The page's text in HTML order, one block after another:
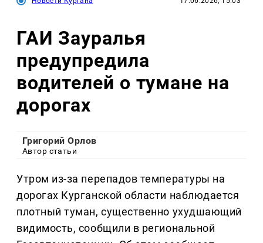
ГАИ Зауралья
предупредила
водителей о тумане на
дорогах
Григорий Орлов
Автор статьи
Утром из-за перепадов температуры на
дорогах Курганской области наблюдается
плотный туман, существенно ухудшающий
видимость, сообщили в региональной